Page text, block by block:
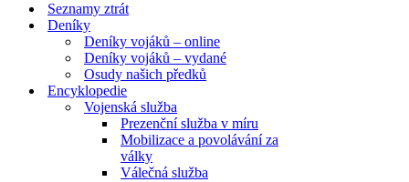
Seznamy ztrát
Deníky
Deníky vojáků – online
Deníky vojáků – vydané
Osudy našich předků
Encyklopedie
Vojenská služba
Prezenční služba v míru
Mobilizace a povolávání za
války
Válečná služba